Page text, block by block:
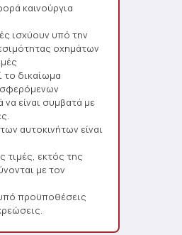
καινούργια
ισχύουν υπό την
οχημάτων
το δικαίωμα
είναι συμβατά με
αυτοκινήτων είναι
τιμές, εκτός της
με τον
προϋποθέσεις